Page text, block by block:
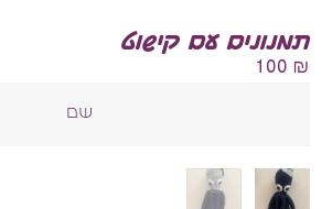
תמנונים עם קישוט
100 ₪
שם